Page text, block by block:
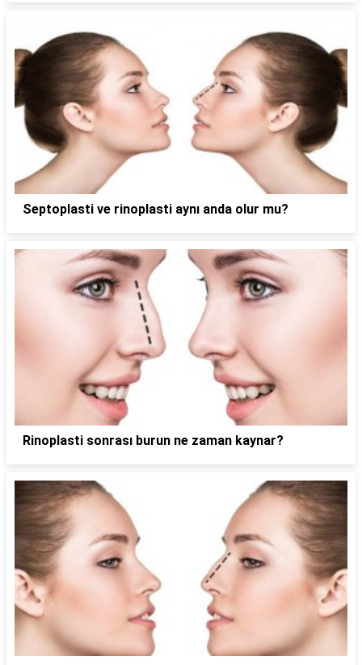
Septoplasti ve rinoplasti aynı anda olur mu?
Rinoplasti sonrası burun ne zaman kaynar?